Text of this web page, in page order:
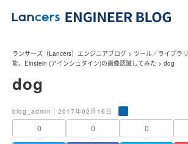
ランサーズ（Lancers）エンジニアブログ > ツール／ライブラリ
能、Einstein (アインシュタイン)の画像認識してみた > dog
dog
blog_admin｜2017年02月16日
0 0 0